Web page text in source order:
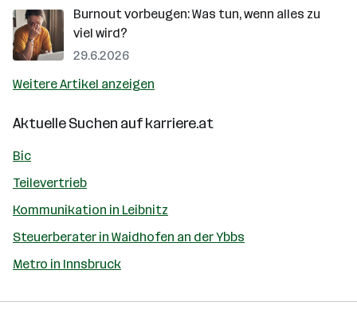
Burnout vorbeugen: Was tun, wenn alles zu
viel wird?
29.6.2026
Weitere Artikel anzeigen
Aktuelle Suchen aufkarriere.at
Bic
Teilevertrieb
Kommunikation in Leibnitz
Steuerberater in Waidhofen an der Ybbs
Metro in Innsbruck